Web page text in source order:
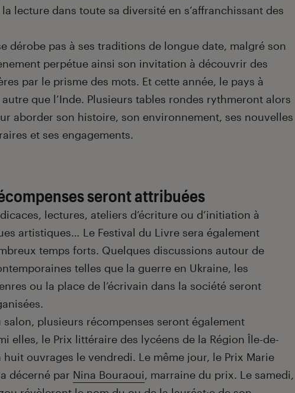
lecture dans toute sa diversité en s’affranchissant des
dérobe pas à ses traditions de longue date, malgré son
perpétue ainsi son invitation à découvrir des
par le prisme des mots. Et cette année, le pays à
autre que l’Inde. Plusieurs tables rondes rythmeront alors
aborder son histoire, son environnement, ses nouvelles
et ses engagements.
seront attribuées
lectures, ateliers d’écriture ou d’initiation à
artistiques… Le Festival du Livre sera également
temps forts. Quelques discussions autour de
telles que la guerre en Ukraine, les
ou la place de l’écrivain dans la société seront
salon, plusieurs récompenses seront également
elles, le Prix littéraire des lycéens de la Région Île-de-
huit ouvrages le vendredi. Le même jour, le Prix Marie
décerné par Nina Bouraoui, marraine du prix. Le samedi,